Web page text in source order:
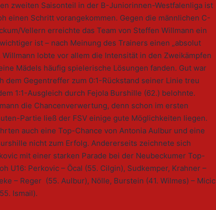
zweiten Saisonteil in der B-Juniorinnen-Westfalenliga ist
einen Schritt vorangekommen. Gegen die männlichen C-
Vellern erreichte das Team von Steffen Willmann ein
ist – nach Meinung des Trainers einen „absolut
lobte vor allem die Intensität in den Zweikämpfen
Mädels häufig spielerische Lösungen fanden. Gut war
dem Gegentreffer zum 0:1-Rückstand seiner Linie treu
1:1-Ausgleich durch Fejola Burshille (62.) belohnte.
die Chancenverwertung, denn schon im ersten
Partie ließ der FSV einige gute Möglichkeiten liegen.
auch eine Top-Chance von Antonia Aulbur und eine
nicht zum Erfolg. Andererseits zeichnete sich
mit einer starken Parade bei der Neubeckumer Top-
U16: Perkovic – Öcal (55. Cilgin), Sudkemper, Krahner –
– Reger (55. Aulbur), Nölle, Burstein (41. Wilmes) – Micic
Ismail).